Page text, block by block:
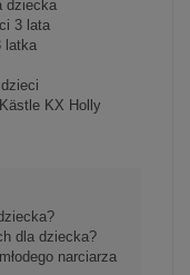
dziecka
3 lata
latka
Kästle KX Holly
dla dziecka?
narciarza